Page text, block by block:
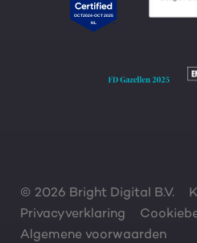
© 2026 Bright Digital B.V.
Privacyverklaring
Algemene voorwaarden